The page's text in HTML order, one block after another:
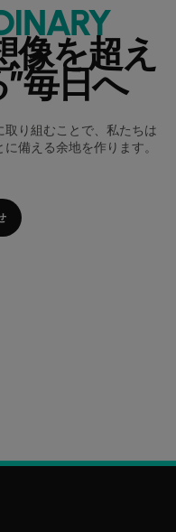
像を超え
毎日へ
り組むことで、私たちは
備える余地を作ります。